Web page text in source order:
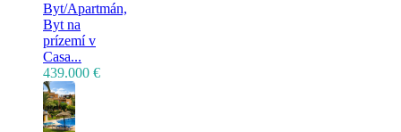
Byt/Apartmán,
Byt na
prízemí v
Casa...
439.000 €